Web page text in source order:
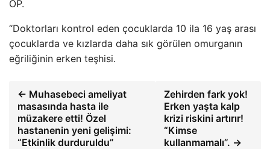
OP.
“Doktorları kontrol eden çocuklarda 10 ila 16 yaş arası
çocuklarda ve kızlarda daha sık görülen omurganın
eğriliğinin erken teşhisi.
← Muhasebeci ameliyat
masasında hasta ile
müzakere etti! Özel
hastanenin yeni gelişimi:
“Etkinlik durduruldu”
Zehirden fark yok!
Erken yaşta kalp
krizi riskini artırır!
“Kimse
kullanmamalı”. →